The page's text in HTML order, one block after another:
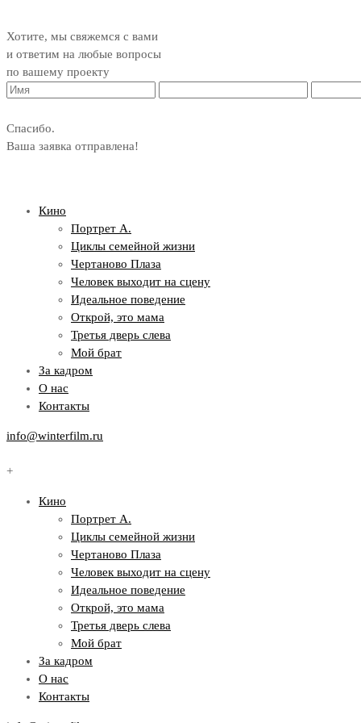
Хотите, мы свяжемся с вами
и ответим на любые вопросы
по вашему проекту
Спасибо.
Ваша заявка отправлена!
Кино
Портрет А.
Циклы семейной жизни
Чертаново Плаза
Человек выходит на сцену
Идеальное поведение
Открой, это мама
Третья дверь слева
Мой брат
За кадром
О нас
Контакты
info@winterfilm.ru
+
Кино
Портрет А.
Циклы семейной жизни
Чертаново Плаза
Человек выходит на сцену
Идеальное поведение
Открой, это мама
Третья дверь слева
Мой брат
За кадром
О нас
Контакты